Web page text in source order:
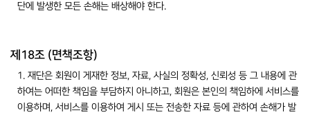
단에 발생한 모든 손해는 배상해야 한다.
제18조 (면책조항)
1. 재단은 회원이 게재한 정보, 자료, 사실의 정확성, 신뢰성 등 그 내용에 관
하여는 어떠한 책임을 부담하지 아니하고, 회원은 본인의 책임하에 서비스를
이용하며, 서비스를 이용하여 게시 또는 전송한 자료 등에 관하여 손해가 발